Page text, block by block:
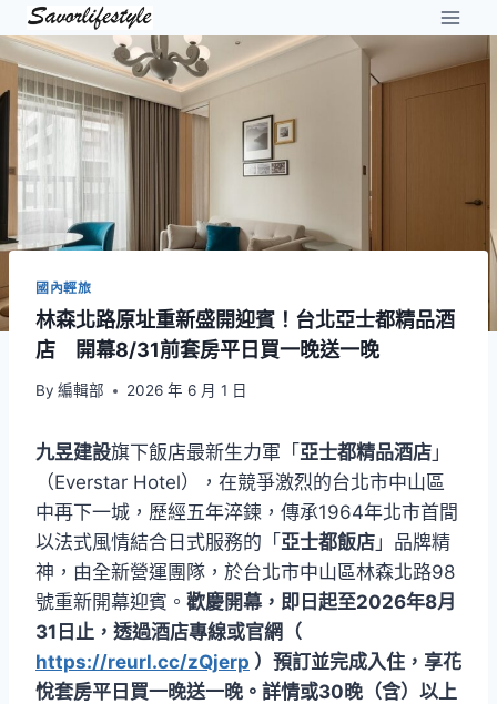
Skip
to
content
國內輕旅
林森北路原址重新盛開迎賓！台北亞士都精品酒
店 開幕8/31前套房平日買一晚送一晚
By 編輯部 2026 年 6 月 1 日
九昱建設旗下飯店最新生力軍「 亞士都精品酒店 」
（Everstar Hotel），在競爭激烈的台北市中山區
中再下一城，歷經五年淬鍊，傳承1964年北市首間
以法式風情結合日式服務的「 亞士都飯店 」品牌精
神，由全新營運團隊，於台北市中山區林森北路98
號重新開幕迎賓。 歡慶開幕，即日起至2026年8月
31日止，透過酒店專線或官網（
https://reurl.cc/zQjerp ）預訂並完成入住，享花
悅套房平日買一晚送一晚。詳情或30晚（含）以上